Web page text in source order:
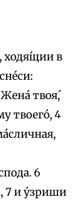
ходя́щии в
Жена́ твоя́,
твоего́, 4
6
7 и у́зриши